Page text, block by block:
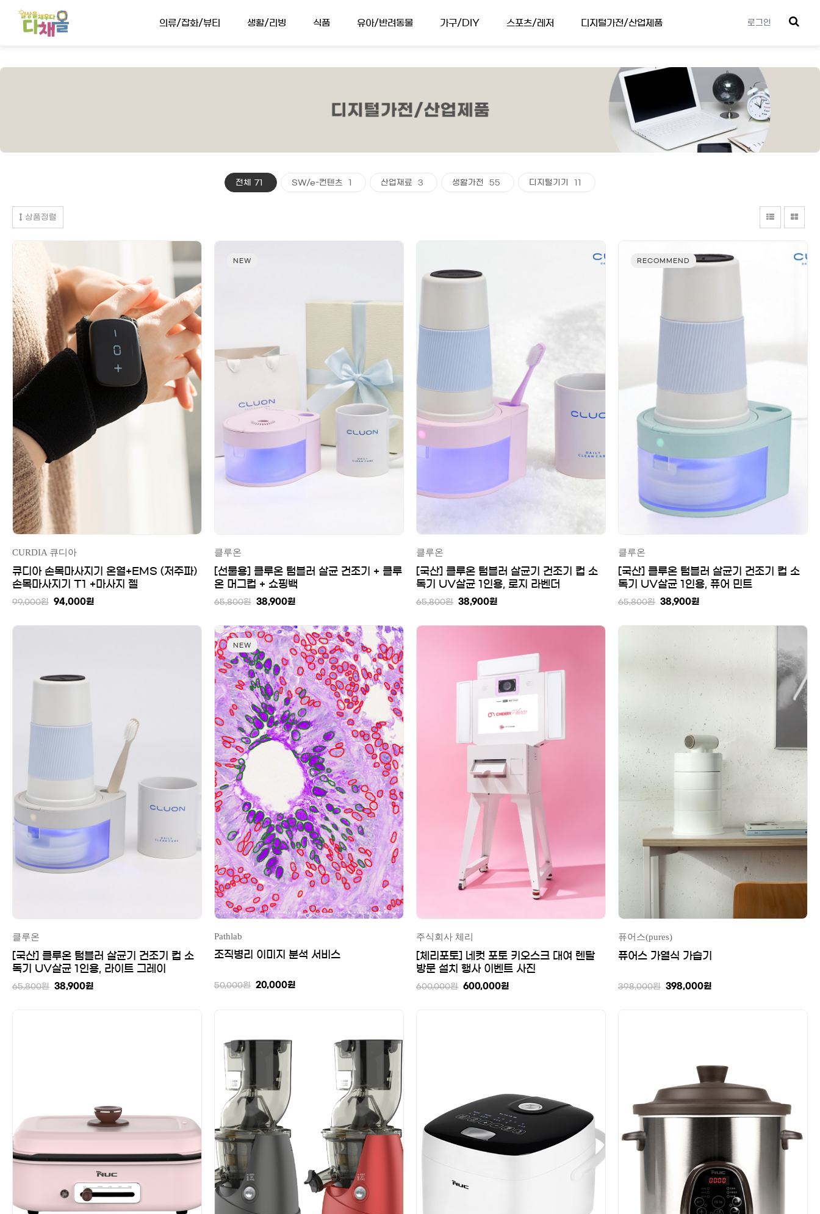
로그인
의류/잡화/뷰티 생활/리빙 식품 유아/반려동물 가구/DIY 스포츠/레저 디지털가전/산업제품
전체 71 SW/e-컨텐츠 1 산업재료 3 생활가전 55 디지털기기 11
상품정렬
CURDIA 큐디아
큐디아 손목마사지기 온열+EMS (저주파)
손목마사지기 T1 +마사지 젤
99,000원 94,000원
NEW
클루온
[선물용] 클루온 텀블러 살균 건조기 + 클루
온 머그컵 + 쇼핑백
65,800원 38,900원
클루온
[국산] 클루온 텀블러 살균기 건조기 컵 소
독기 UV살균 1인용, 로지 라벤더
65,800원 38,900원
RECOMMEND
클루온
[국산] 클루온 텀블러 살균기 건조기 컵 소
독기 UV살균 1인용, 퓨어 민트
65,800원 38,900원
클루온
[국산] 클루온 텀블러 살균기 건조기 컵 소
독기 UV살균 1인용, 라이트 그레이
65,800원 38,900원
NEW
Pathlab
조직병리 이미지 분석 서비스
50,000원 20,000원
주식회사 체리
[체리포토] 네컷 포토 키오스크 대여 렌탈
방문 설치 행사 이벤트 사진
600,000원 600,000원
퓨어스(pures)
퓨어스 가열식 가습기
398,000원 398,000원